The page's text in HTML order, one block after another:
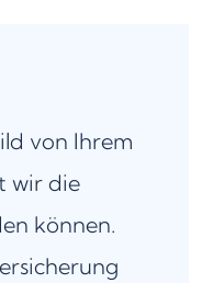
von Ihrem
wir die
können.